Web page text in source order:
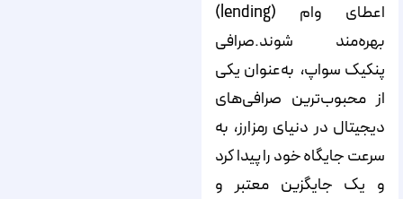
اعطای وام‌ (lending)
بهره‌مند شوند.صرافی
پنکیک سواپ، به‌عنوان یکی
از محبوب‌ترین صرافی‌های
دیجیتال در دنیای رمزارز، به
سرعت جایگاه خود را پیدا کرد
و یک جایگزین معتبر و